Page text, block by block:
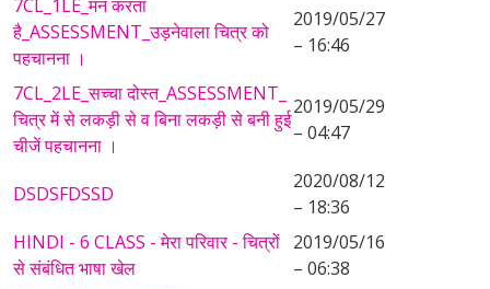
7CL_1LE_मन करता
है_ASSESSMENT_उड़नेवाला चित्र को
पहचानना ।
2019/05/27
– 16:46
7CL_2LE_सच्चा दोस्त_ASSESSMENT_
चित्र में से लकड़ी से व बिना लकड़ी से बनी हुई
चीजें पहचानना ।
2019/05/29
– 04:47
DSDSFDSSD
2020/08/12
– 18:36
HINDI - 6 CLASS - मेरा परिवार - चित्रों
से संबंधित भाषा खेल
2019/05/16
– 06:38